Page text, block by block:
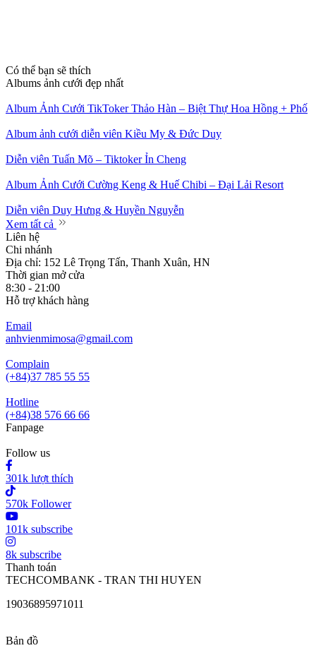
Có thể bạn sẽ thích
Albums ảnh cưới đẹp nhất
Album Ảnh Cưới TikToker Thảo Hàn – Biệt Thự Hoa Hồng + Phố
Album ảnh cưới diễn viên Kiều My & Đức Duy
Diễn viên Tuấn Mõ – Tiktoker Ỉn Cheng
Album Ảnh Cưới Cường Keng & Huế Chibi – Đại Lải Resort
Diễn viên Duy Hưng & Huyền Nguyễn
Xem tất cả
Liên hệ
Chi nhánh
Địa chỉ: 152 Lê Trọng Tấn, Thanh Xuân, HN
Thời gian mở cửa
8:30 - 21:00
Hỗ trợ khách hàng
Email
anhvienmimosa@gmail.com
Complain
(+84)37 785 55 55
Hotline
(+84)38 576 66 66
Fanpage
Follow us
301k lượt thích
570k Follower
101k subscribe
8k subscribe
Thanh toán
TECHCOMBANK - TRAN THI HUYEN
19036895971011
Bản đồ